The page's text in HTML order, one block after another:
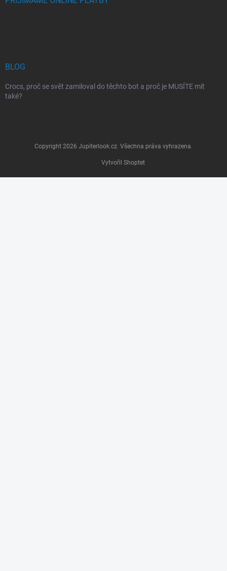
BLOG
Crocs, proč se svět zamiloval do těchto bot a proč je MUSÍTE mít
také?
Vytvořil Shoptet
Copyright 2026 Jupiterlook.cz. Všechna práva vyhrazena.